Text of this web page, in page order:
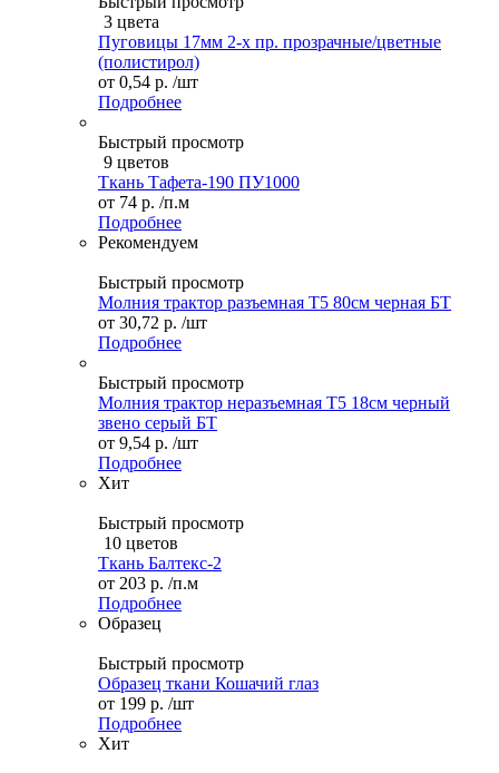
3 цвета
Пуговицы 17мм 2-х пр. прозрачные/цветные
(полистирол)
от 0,54 р. /шт
Подробнее
Быстрый просмотр
9 цветов
Ткань Тафета-190 ПУ1000
от 74 р. /п.м
Подробнее
Рекомендуем
Быстрый просмотр
Молния трактор разъемная Т5 80см черная БТ
от 30,72 р. /шт
Подробнее
Быстрый просмотр
Молния трактор неразъемная Т5 18см черный
звено серый БТ
от 9,54 р. /шт
Подробнее
Хит
Быстрый просмотр
10 цветов
Ткань Балтекс-2
от 203 р. /п.м
Подробнее
Образец
Быстрый просмотр
Образец ткани Кошачий глаз
от 199 р. /шт
Подробнее
Хит